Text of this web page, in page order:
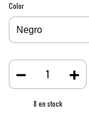
Color
8 en stock